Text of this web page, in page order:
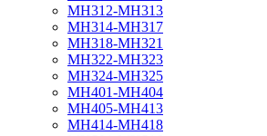
МН312-МН313
МН314-МН317
МН318-МН321
МН322-МН323
МН324-МН325
МН401-МН404
МН405-МН413
МН414-МН418